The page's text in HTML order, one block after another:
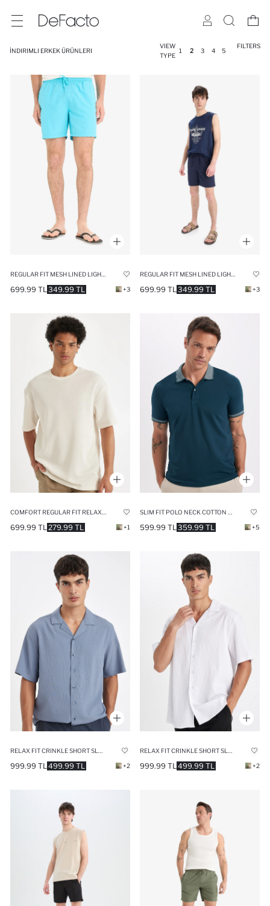
İNDIRIMLI ERKEK ÜRÜNLERI
VIEW
TYPE
1 2 3 4 5
FILTERS
349.99 TL
699.99 TL +3 349.99 TL
699.99 TL +3
279.99 TL
699.99 TL +1 359.99 TL
599.99 TL +5
499.99 TL
999.99 TL +2 499.99 TL
999.99 TL +2